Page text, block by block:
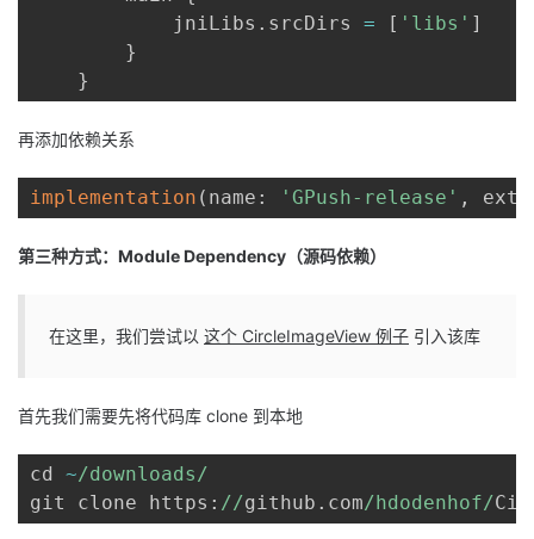
            jniLibs
. srcDirs = [ 'libs' ]
}
}
再添加依赖关系
implementation ( name : 'GPush-release' , ext
第三种方式：Module Dependency（源码依赖）
在这里，我们尝试以 这个 CircleImageView 例子 引入该库
首先我们需要先将代码库 clone 到本地
cd ~/downloads/
git clone https : //github . com/hdodenhof/